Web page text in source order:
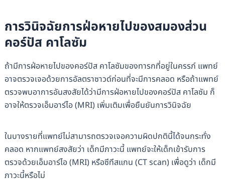
การวินิจฉัยการฝ่อหายไปของสมองส่วน
คอร์ปัส คาโลซัม
ถ้ามีการฝ่อหายไปของคอร์ปัส คาโลซัมของทารกที่อยู่ในครรภ์ แพทย์
อาจตรวจเจอด้วยการอัลตราซาวด์ก่อนที่จะมีการคลอด หรือถ้าแพทย์
ตรวจพบอาการอันสงสัยได้ว่ามีการฝ่อหายไปของคอร์ปัส คาโลซัม ก็
อาจให้ตรวจเอ็มอาร์ไอ (MRI) เพิ่มเติมเพื่อยืนยันการวินิจฉัย
ในบางรายที่แพทย์ไม่สามารถตรวจเจอความผิดปกตินี้ได้จนกระทั่ง
คลอด หากแพทย์สงสัยว่า เด็กมีภาวะนี้ แพทย์จะให้เด็กเข้ารับการ
ตรวจด้วยเอ็มอาร์ไอ (MRI) หรือซีทีสแกน (CT scan) เพื่อดูว่า เด็กมี
ภาวะนี้หรือไม่